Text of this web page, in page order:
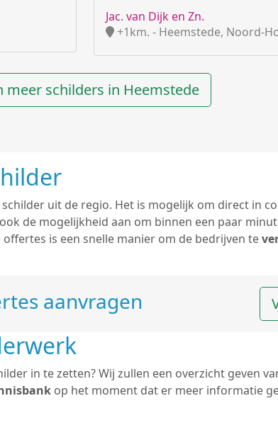
Jac. van Dijk en Zn.
+1km. - Heemstede, Noord-
meer schilders in Heemstede
uit de regio. Het is mogelijk om direct in
de mogelijkheid aan om binnen een paar
is een snelle manier om de bedrijven te
aanvragen
in te zetten? Wij zullen een overzicht geven
op het moment dat er meer informatie